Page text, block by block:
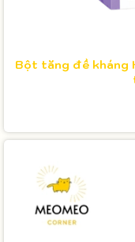
Bột tăng đề kháng